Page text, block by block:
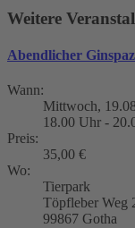
Weitere
Abendlicher
Wann:
Mittwoch,
18.00 Uhr -
Preis:
35,00 €
Wo:
Tierpark
Töpfleber Weg
99867 Gotha